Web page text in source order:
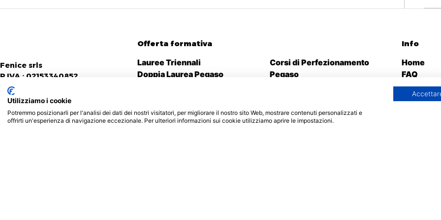
Fenice srls
P.IVA : 02153340852
Offerta formativa
Lauree Triennali
Doppia Laurea Pegaso
Corsi singoli Pegaso
Corsi singoli Mercatorum
Corsi di Perfezionamento
Pegaso
Sostegno 2025
Master Pegaso
Info
Home
FAQ
Richiedi
Utilizziamo i cookie
Potremmo posizionarli per l'analisi dei dati dei nostri visitatori, per migliorare il nostro sito Web, mostrare contenuti personalizzati e
offrirti un'esperienza di navigazione eccezionale. Per ulteriori informazioni sui cookie utilizziamo aprire le impostazioni.